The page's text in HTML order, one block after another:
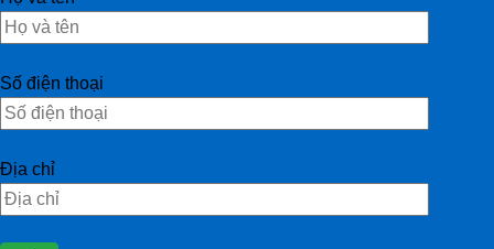
Số điện thoại
Địa chỉ